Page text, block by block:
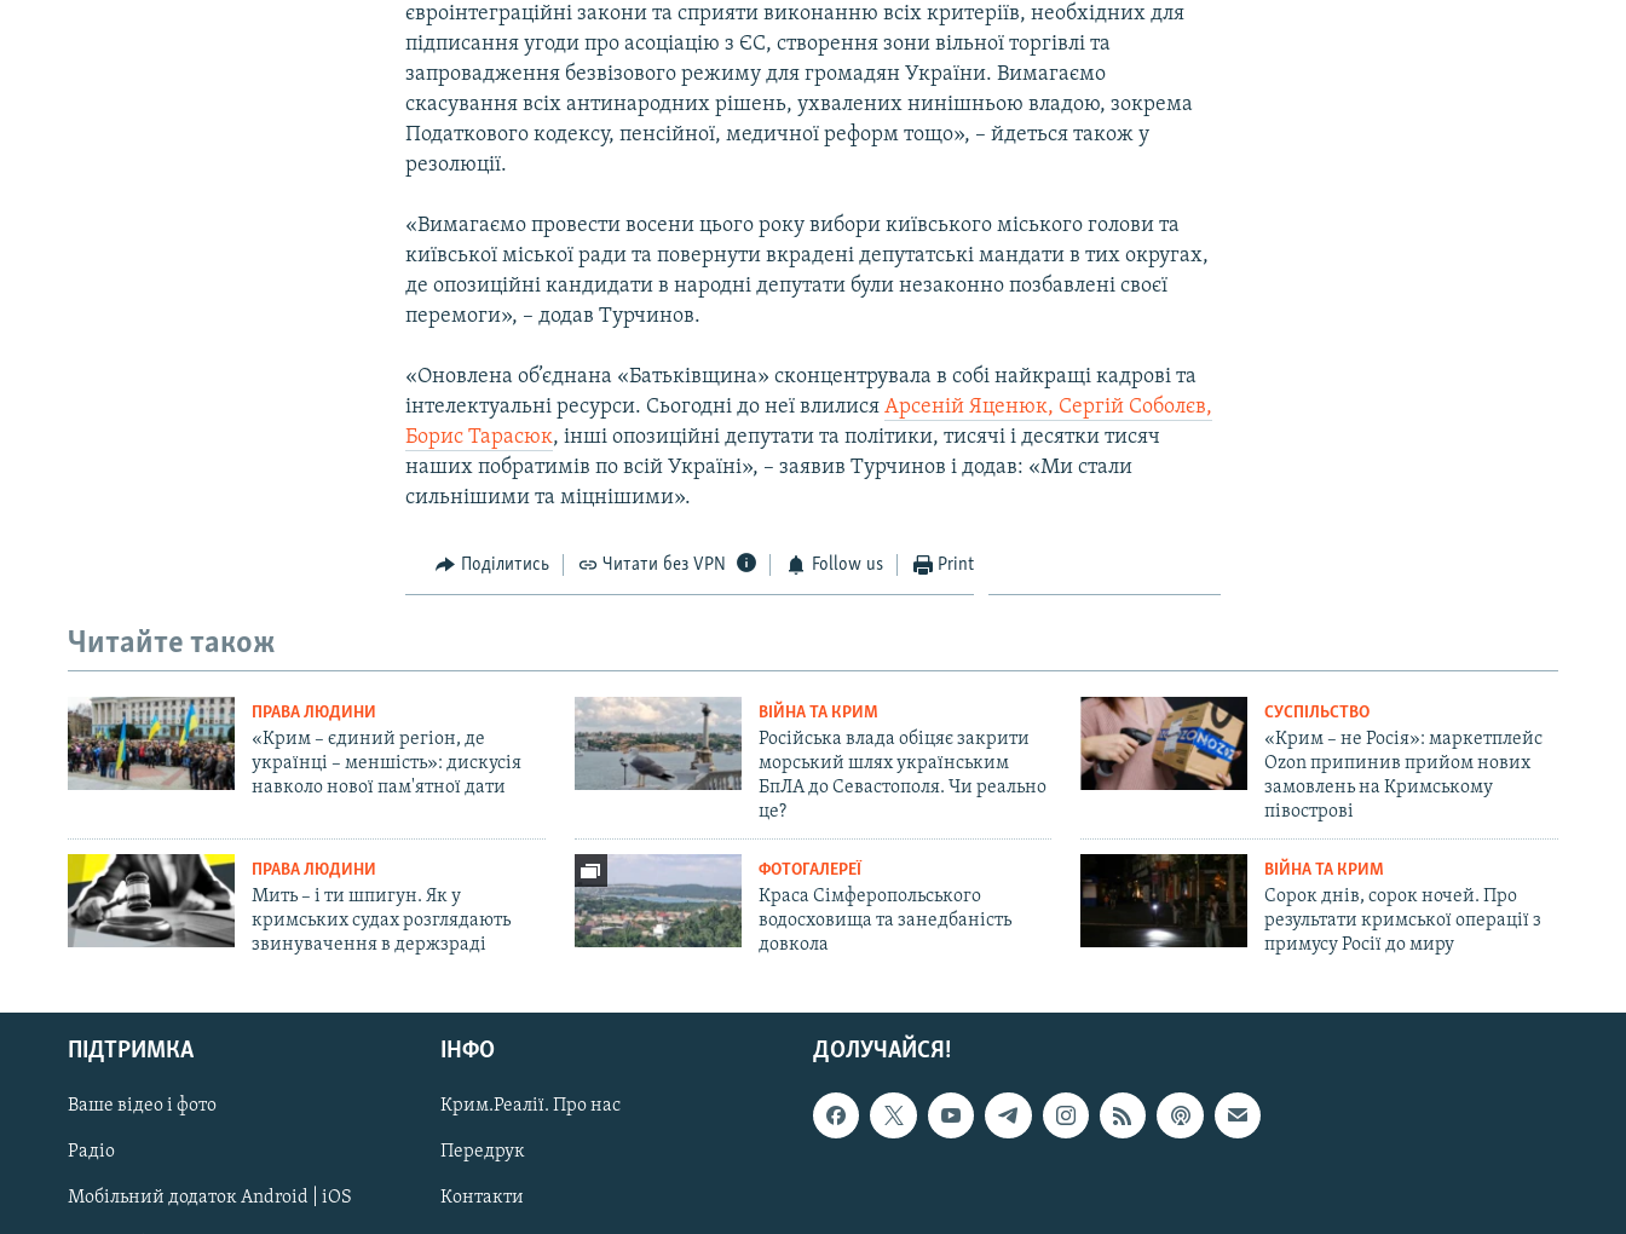
Русский
Qırımtatar
ДОЛУЧАЙСЯ!
євроінтеграційні закони та сприяти виконанню всіх критеріїв, необхідних для
підписання угоди про асоціацію з ЄС, створення зони вільної торгівлі та
запровадження безвізового режиму для громадян України. Вимагаємо
скасування всіх антинародних рішень, ухвалених нинішньою владою, зокрема
Податкового кодексу, пенсійної, медичної реформ тощо», – йдеться також у
резолюції.
«Вимагаємо провести восени цього року вибори київського міського голови та
київської міської ради та повернути вкрадені депутатські мандати в тих округах,
де опозиційні кандидати в народні депутати були незаконно позбавлені своєї
перемоги», – додав Турчинов.
«Оновлена об’єднана «Батьківщина» сконцентрувала в собі найкращі кадрові та
інтелектуальні ресурси. Сьогодні до неї влилисяАрсеній Яценюк, Сергій Соболєв,
Борис Тарасюк, інші опозиційні депутати та політики, тисячі і десятки тисяч
наших побратимів по всій Україні», – заявив Турчинов і додав: «Ми стали
сильнішими та міцнішими».
Поділитись Читати без VPN Follow us Print
Читайте також
ПРАВА ЛЮДИНИ
«Крим – єдиний регіон, де
українці – меншість»: дискусія
навколо нової пам'ятної дати
ВІЙНА ТА КРИМ
Російська влада обіцяє закрити
морський шлях українським
БпЛА до Севастополя. Чи реально
це?
СУСПІЛЬСТВО
«Крим – не Росія»: маркетплейс
Ozon припинив прийом нових
замовлень на Кримському
півострові
ПРАВА ЛЮДИНИ
Мить – і ти шпигун. Як у
кримських судах розглядають
звинувачення в держзраді
ФОТОГАЛЕРЕЇ
Краса Сімферопольського
водосховища та занедбаність
довкола
ВІЙНА ТА КРИМ
Сорок днів, сорок ночей. Про
результати кримської операції з
примусу Росії до миру
ДОЛУЧАЙСЯ!
ПІДТРИМКА
Ваше відео і фото
Радіо
Мобільний додаток Android | iOS
ІНФО
Крим.Реалії. Про нас
Передрук
Контакти